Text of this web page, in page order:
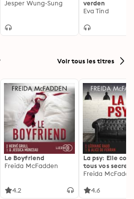
Jesper Wung-Sung
verden
Eva Tind
Voir tous les titres
Le Boyfriend
Freida McFadden
4.2
La psy: Elle
tous vos
découvrez les
Freida
4.6